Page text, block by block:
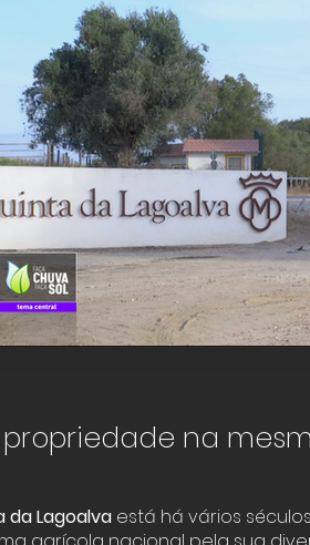
Click
na
da Lagoalva está há vários